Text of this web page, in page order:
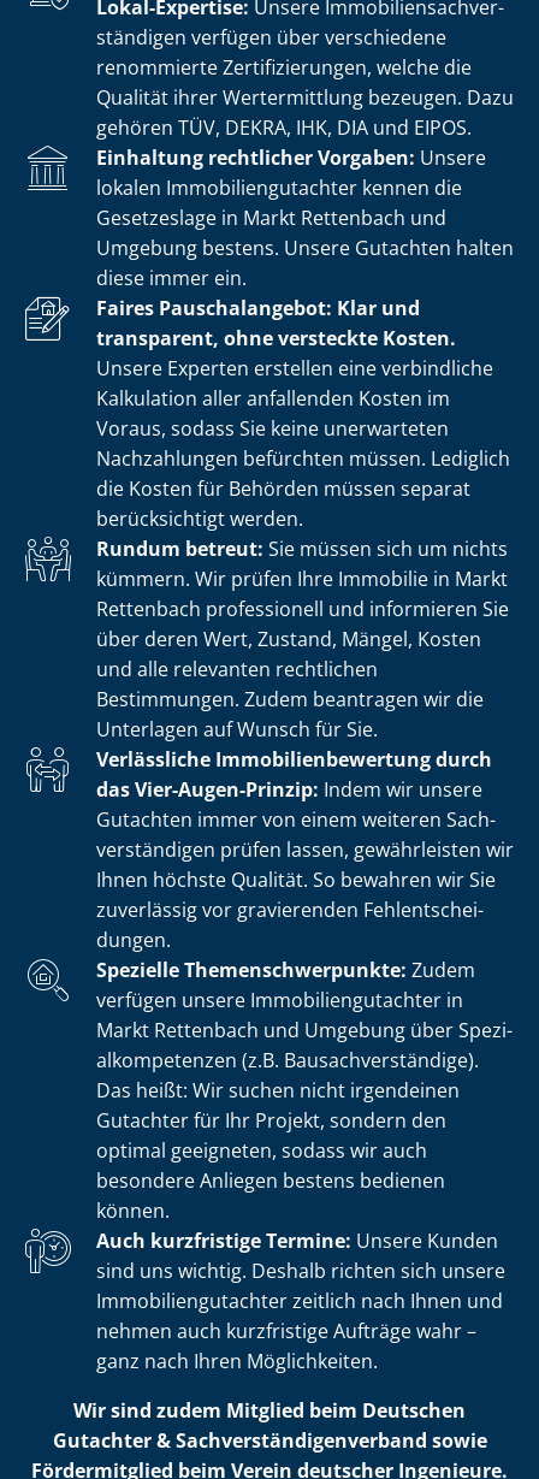
Lokal-Expertise: Unsere Im­mo­bi­li­en­sach­ver­
stän­di­gen verfügen über verschiedene
renommierte Zer­ti­fi­zie­run­gen, welche die
Qualität ihrer Wertermittlung bezeugen. Dazu
gehören TÜV, DEKRA, IHK, DIA und EIPOS.
Einhaltung rechtlicher Vorgaben: Unsere
lokalen Im­mo­bi­li­en­gut­ach­ter kennen die
Gesetzeslage in Markt Rettenbach und
Umgebung bestens. Unsere Gutachten halten
diese immer ein.
Faires Pauschalangebot: Klar und
transparent, ohne versteckte Kosten.
Unsere Experten erstellen eine verbindliche
Kalkulation aller anfallenden Kosten im
Voraus, sodass Sie keine unerwarteten
Nachzahlungen befürchten müssen. Lediglich
die Kosten für Behörden müssen separat
berücksichtigt werden.
Rundum betreut: Sie müssen sich um nichts
kümmern. Wir prüfen Ihre Immobilie in Markt
Rettenbach professionell und informieren Sie
über deren Wert, Zustand, Mängel, Kosten
und alle relevanten rechtlichen
Bestimmungen. Zudem beantragen wir die
Unterlagen auf Wunsch für Sie.
Verlässliche Im­mo­bi­li­en­be­wer­tung durch
das Vier-Augen-Prinzip: Indem wir unsere
Gutachten immer von einem weiteren Sach­
ver­stän­di­gen prüfen lassen, gewährleisten wir
Ihnen höchste Qualität. So bewahren wir Sie
zuverlässig vor gravierenden Fehl­ent­schei­
dun­gen.
Spezielle The­men­schwer­punk­te: Zudem
verfügen unsere Im­mo­bi­li­en­gut­ach­ter in
Markt Rettenbach und Umgebung über Spe­zi­
al­kom­pe­ten­zen (z.B. Bau­sach­ver­stän­di­ge).
Das heißt: Wir suchen nicht irgendeinen
Gutachter für Ihr Projekt, sondern den
optimal geeigneten, sodass wir auch
besondere Anliegen bestens bedienen
können.
Auch kurzfristige Termine: Unsere Kunden
sind uns wichtig. Deshalb richten sich unsere
Im­mo­bi­li­en­gut­ach­ter zeitlich nach Ihnen und
nehmen auch kurzfristige Aufträge wahr –
ganz nach Ihren Möglichkeiten.
Wir sind zudem Mitglied beim Deutschen
Gutachter & Sach­ver­stän­di­gen­ver­band sowie
Fördermitglied beim Verein deutscher Ingenieure.